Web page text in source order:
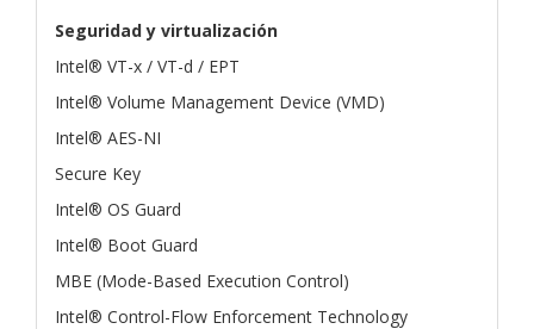
Seguridad y virtualización
Intel® VT-x / VT-d / EPT
Intel® Volume Management Device (VMD)
Intel® AES-NI
Secure Key
Intel® OS Guard
Intel® Boot Guard
MBE (Mode-Based Execution Control)
Intel® Control-Flow Enforcement Technology